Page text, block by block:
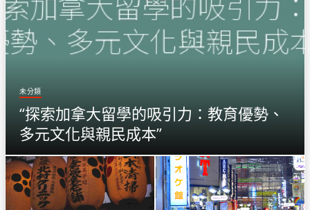
未分類
“探索加拿大留學的吸引力：教育優勢、
多元文化與親民成本”